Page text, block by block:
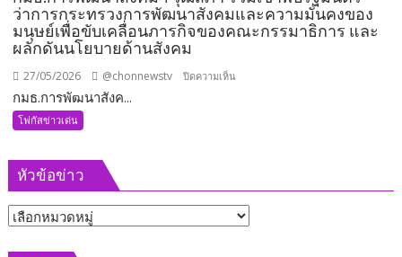
ว่าการกระทรวงการพัฒนาสังคมและความมั่นคงของ
มนุษย์เพื่อขับเคลื่อนภารกิจของคณะกรรมาธิการ และ
ผลักดันนโยบายด้านสังคม
27/05/2026 @chonnewstv ปิดความเห็น
เข้า
พบ
กมธ.การพัฒนาสังค...
โฟกัสข่าวเด่น
หัวข้อข่าว
หัวข้อ